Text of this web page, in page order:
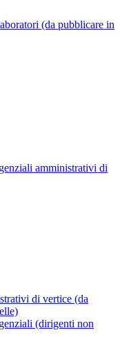
(da pubblicare in
amministrativi di
di vertice (da
(dirigenti non